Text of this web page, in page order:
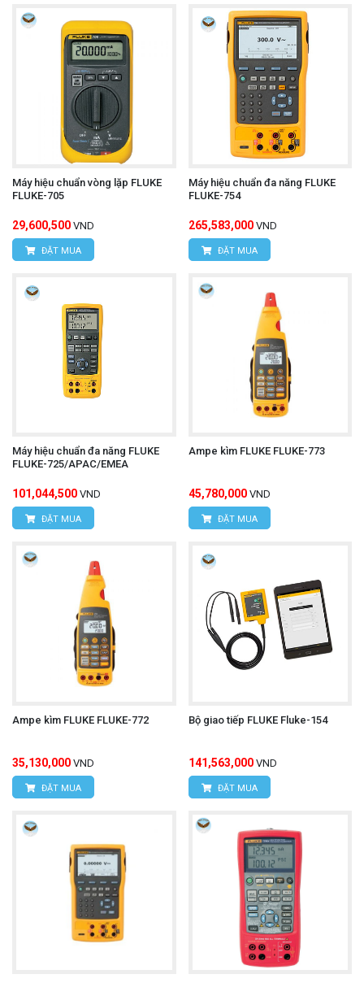
Máy hiệu chuẩn vòng lặp FLUKE
FLUKE-705
29,600,500 VND
ĐẶT MUA
Máy hiệu chuẩn đa năng FLUKE
FLUKE-754
265,583,000 VND
ĐẶT MUA
Máy hiệu chuẩn đa năng FLUKE
FLUKE-725/APAC/EMEA
101,044,500 VND
ĐẶT MUA
Ampe kìm FLUKE FLUKE-773
45,780,000 VND
ĐẶT MUA
Ampe kìm FLUKE FLUKE-772
35,130,000 VND
ĐẶT MUA
Bộ giao tiếp FLUKE Fluke-154
141,563,000 VND
ĐẶT MUA